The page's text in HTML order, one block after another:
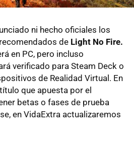
ni hecho oficiales los
de Light No Fire.
en PC, pero incluso
verificado para Steam Deck o
de Realidad Virtual. En
que apuesta por el
betas o fases de prueba
en VidaExtra actualizaremos